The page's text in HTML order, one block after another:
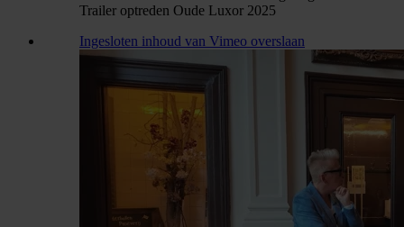
Trailer optreden Oude Luxor 2025
Ingesloten inhoud van Vimeo overslaan